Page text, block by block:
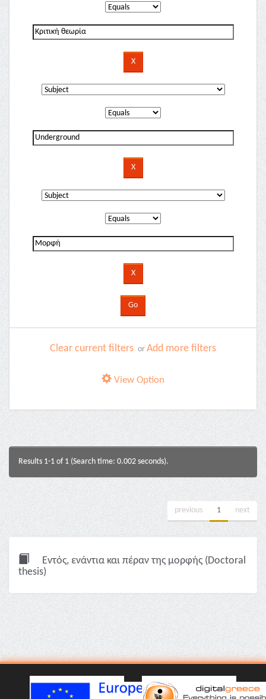
Clear current filters or Add more filters
View Option
Results 1-1 of 1 (Search time: 0.002 seconds).
previous 1 next
Εντός, ενάντια και πέραν της μορφής (Doctoral
thesis)